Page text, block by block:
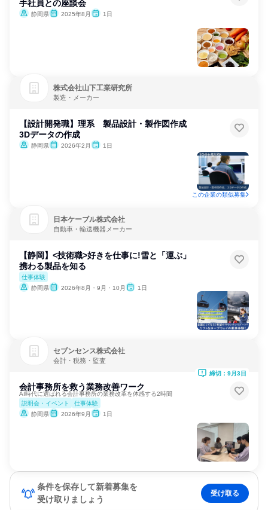
手社員との座談会
静岡県 2025年8月 1日
株式会社山下工業研究所
製造・メーカー
【設計開発職】理系 製品設計・製作図作成
3Dデータの作成
静岡県 2026年2月 1日
この企業の類似募集
日本ケーブル株式会社
自動車・輸送機器メーカー
【静岡】<技術職>好きを仕事に!雪と「運ぶ」
携わる製品を知る
仕事体験
静岡県
2026年8月・9月・10月 1日
セブンセンス株式会社
会計・税務・監査
会計事務所を救う業務改善ワーク
AI時代に選ばれる会計事務所の業務改革を体感する2時間
説明会・イベント
仕事体験
静岡県
2026年9月 1日
締切：9月3日
条件を保存して新着募集を
受け取りましょう
受け取る